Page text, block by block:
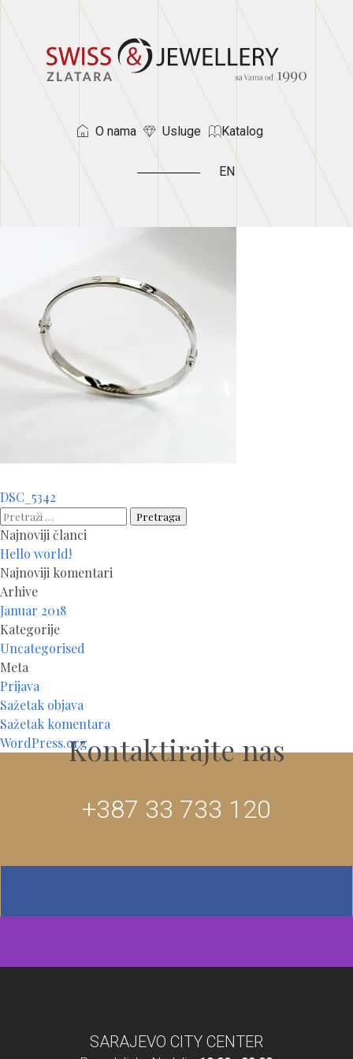
O nama Usluge Katalog
EN
Navigacija
članaka
DSC_5342
Pretraga:
Najnoviji članci
Hello world!
Najnoviji komentari
Arhive
Januar 2018
Kategorije
Uncategorised
Meta
Prijava
Sažetak objava
Sažetak komentara
WordPress.orgKontaktirajte nas
+387 33 733 120
SARAJEVO CITY CENTER